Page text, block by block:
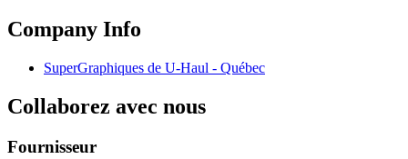
Company Info
SuperGraphiques de U-Haul - Québec
Collaborez avec nous
Fournisseur